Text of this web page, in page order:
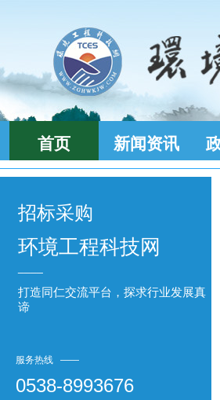
首页 新闻资讯
招标采购
环境工程科技网
打造同仁交流平台，探求行业发展真
谛
服务热线 ——
0538-8993676